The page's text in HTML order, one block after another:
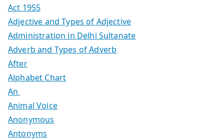
Act 1955
Adjective and Types of Adjective
Administration in Delhi Sultanate
Adverb and Types of Adverb
After
Alphabet Chart
An
Animal Voice
Anonymous
Antonyms